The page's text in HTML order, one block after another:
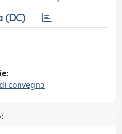
(DC)
convegno